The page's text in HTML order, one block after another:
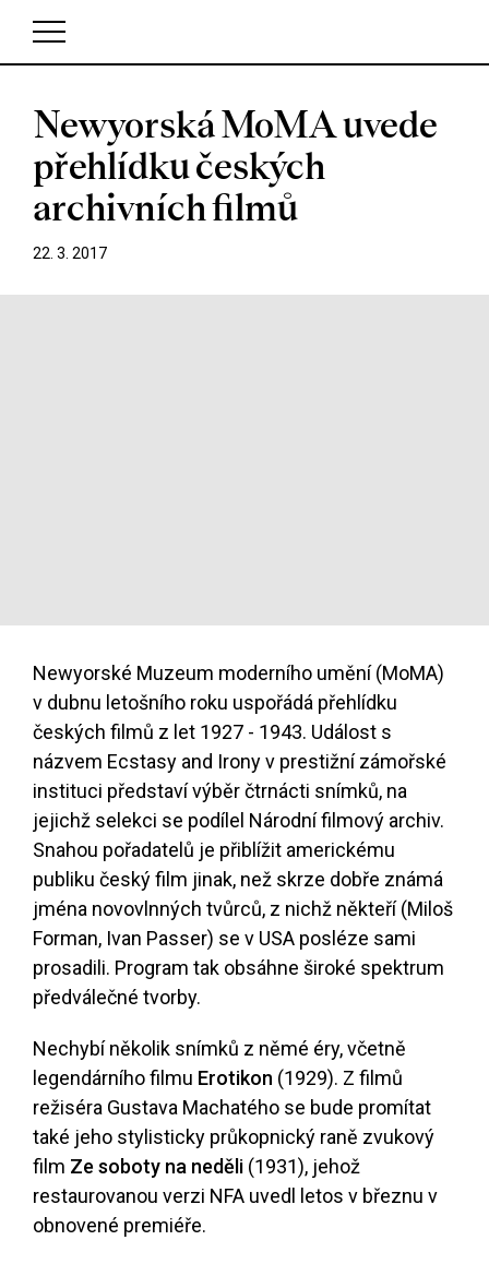
V košíku zatím nemáte žádné položky.
Newyorská MoMA uvede
přehlídku českých
archivních filmů
22. 3. 2017
Newyorské Muzeum moderního umění (MoMA)
v dubnu letošního roku uspořádá přehlídku
českých filmů z let 1927 - 1943. Událost s
názvem Ecstasy and Irony v prestižní zámořské
instituci představí výběr čtrnácti snímků, na
jejichž selekci se podílel Národní filmový archiv.
Snahou pořadatelů je přiblížit americkému
publiku český film jinak, než skrze dobře známá
jména novovlnných tvůrců, z nichž někteří (Miloš
Forman, Ivan Passer) se v USA posléze sami
prosadili. Program tak obsáhne široké spektrum
předválečné tvorby.
Nechybí několik snímků z němé éry, včetně
legendárního filmu Erotikon (1929). Z filmů
režiséra Gustava Machatého se bude promítat
také jeho stylisticky průkopnický raně zvukový
film Ze soboty na neděli (1931), jehož
restaurovanou verzi NFA uvedl letos v březnu v
obnovené premiéře.